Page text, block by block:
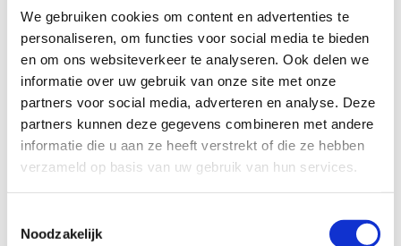
We gebruiken cookies om content en advertenties te
personaliseren, om functies voor social media te bieden
en om ons websiteverkeer te analyseren. Ook delen we
informatie over uw gebruik van onze site met onze
partners voor social media, adverteren en analyse. Deze
partners kunnen deze gegevens combineren met andere
informatie die u aan ze heeft verstrekt of die ze hebben
verzameld op basis van uw gebruik van hun services.
Noodzakelijk
Profiel steungezin
Wij zoeken een steungezin in De Ronde Venen:
Dat deze lieve kinderen wekelijks of om de
week een dag(deel) een veilige plek biedt;
Waar bij voorkeur andere kinderen zijn
om mee te spelen;
Ook als je één van de kinderen wilt